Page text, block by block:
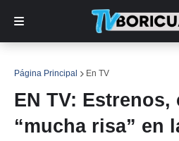
Página Principal En TV
EN TV: Estrenos,
“mucha risa” en